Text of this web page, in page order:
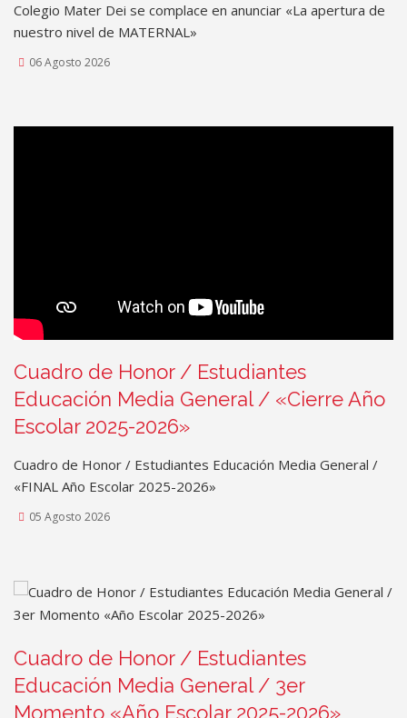
Colegio Mater Dei se complace en anunciar «La apertura de
nuestro nivel de MATERNAL»
06 Agosto 2026
Cuadro de Honor / Estudiantes
Educación Media General / «Cierre Año
Escolar 2025-2026»
Cuadro de Honor / Estudiantes Educación Media General /
«FINAL Año Escolar 2025-2026»
05 Agosto 2026
Cuadro de Honor / Estudiantes
Educación Media General / 3er
Momento «Año Escolar 2025-2026»